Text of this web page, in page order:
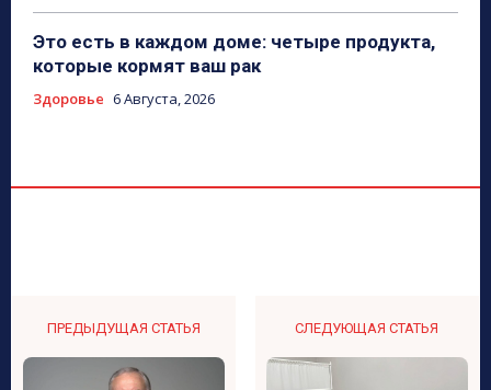
Это есть в каждом доме: четыре продукта,
которые кормят ваш рак
Здоровье 6 Августа, 2026
ПРЕДЫДУЩАЯ СТАТЬЯ СЛЕДУЮЩАЯ СТАТЬЯ